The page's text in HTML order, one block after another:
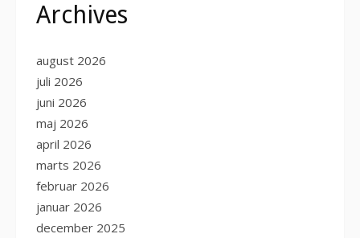
Archives
august 2026
juli 2026
juni 2026
maj 2026
april 2026
marts 2026
februar 2026
januar 2026
december 2025